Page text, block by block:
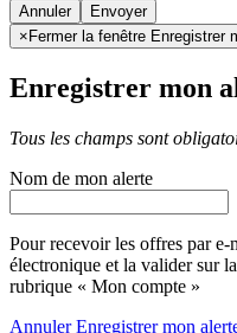
Annuler
× Fermer la fenêtre Enregistrer
Enregistrer mon
Tous les champs sont
Nom de mon alerte
Pour recevoir les offres par e-
électronique et la valider sur
rubrique « Mon compte »
AnnulerEnregistrer mon